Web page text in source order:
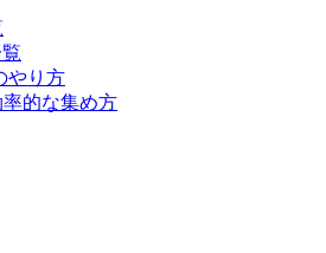
やり方
的な集め方